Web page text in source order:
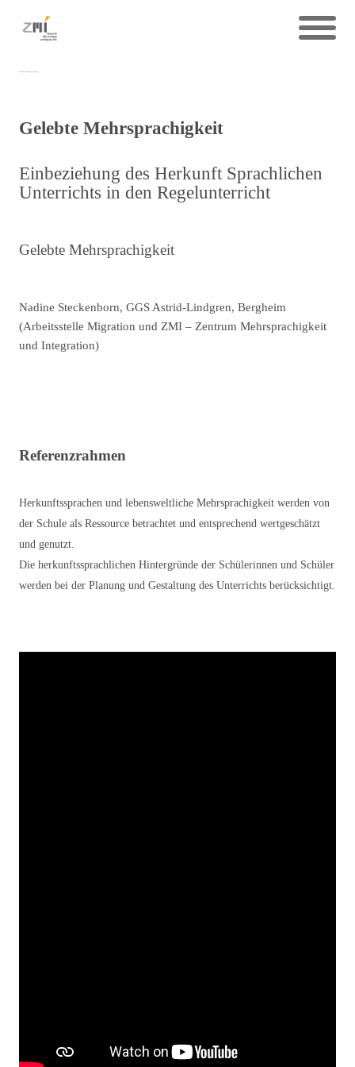
Gelebte Mehrsprachigkeit
Einbeziehung des Herkunft Sprachlichen
Unterrichts in den Regelunterricht
Gelebte Mehrsprachigkeit
Nadine Steckenborn, GGS Astrid-Lindgren, Bergheim
(Arbeitsstelle Migration und ZMI – Zentrum Mehrsprachigkeit
und Integration)
Referenzrahmen
Herkunftssprachen und lebensweltliche Mehrsprachigkeit werden von
der Schule als Ressource betrachtet und entsprechend wertgeschätzt
und genutzt.
Die herkunftssprachlichen Hintergründe der Schülerinnen und Schüler
werden bei der Planung und Gestaltung des Unterrichts berücksichtigt.